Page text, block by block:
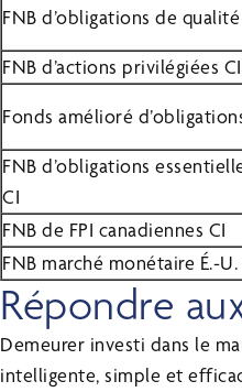
FNB d’obligations de
FNB d’actions privilégiées CI
Fonds amélioré
FNB d’obligations
CI
FNB de FPI canadiennes CI
FNB marché monétaire É.-U.
Répondre
Demeurer investi dans le
intelligente, simple et